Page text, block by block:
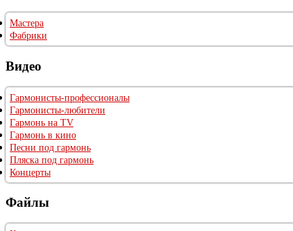
Мастера
Фабрики
Видео
Гармонисты-профессионалы
Гармонисты-любители
Гармонь на TV
Гармонь в кино
Песни под гармонь
Пляска под гармонь
Концерты
Файлы